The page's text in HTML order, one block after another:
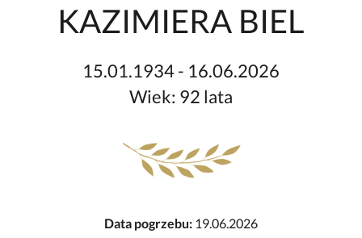
KAZIMIERA BIEL
15.01.1934 - 16.06.2026
Wiek: 92 lata
Data pogrzebu: 19.06.2026